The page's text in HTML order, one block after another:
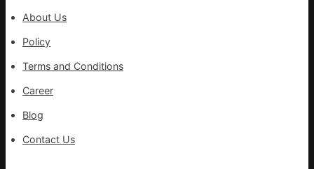
About Us
Policy
Terms and Conditions
Career
Blog
Contact Us